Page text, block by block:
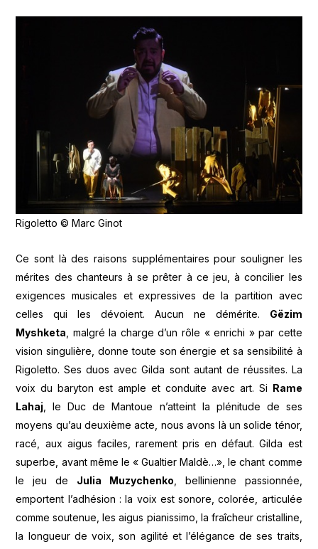
Rigoletto © Marc Ginot
Ce sont là des raisons supplémentaires pour souligner les
mérites des chanteurs à se prêter à ce jeu, à concilier les
exigences musicales et expressives de la partition avec
celles qui les dévoient. Aucun ne démérite. Gëzim
Myshketa , malgré la charge d’un rôle « enrichi » par cette
vision singulière, donne toute son énergie et sa sensibilité à
Rigoletto. Ses duos avec Gilda sont autant de réussites. La
voix du baryton est ample et conduite avec art. Si Rame
Lahaj , le Duc de Mantoue n’atteint la plénitude de ses
moyens qu’au deuxième acte, nous avons là un solide ténor,
racé, aux aigus faciles, rarement pris en défaut. Gilda est
superbe, avant même le « Gualtier Maldè…», le chant comme
le jeu de Julia Muzychenko , bellinienne passionnée,
emportent l’adhésion : la voix est sonore, colorée, articulée
comme soutenue, les aigus pianissimo, la fraîcheur cristalline,
la longueur de voix, son agilité et l’élégance de ses traits,